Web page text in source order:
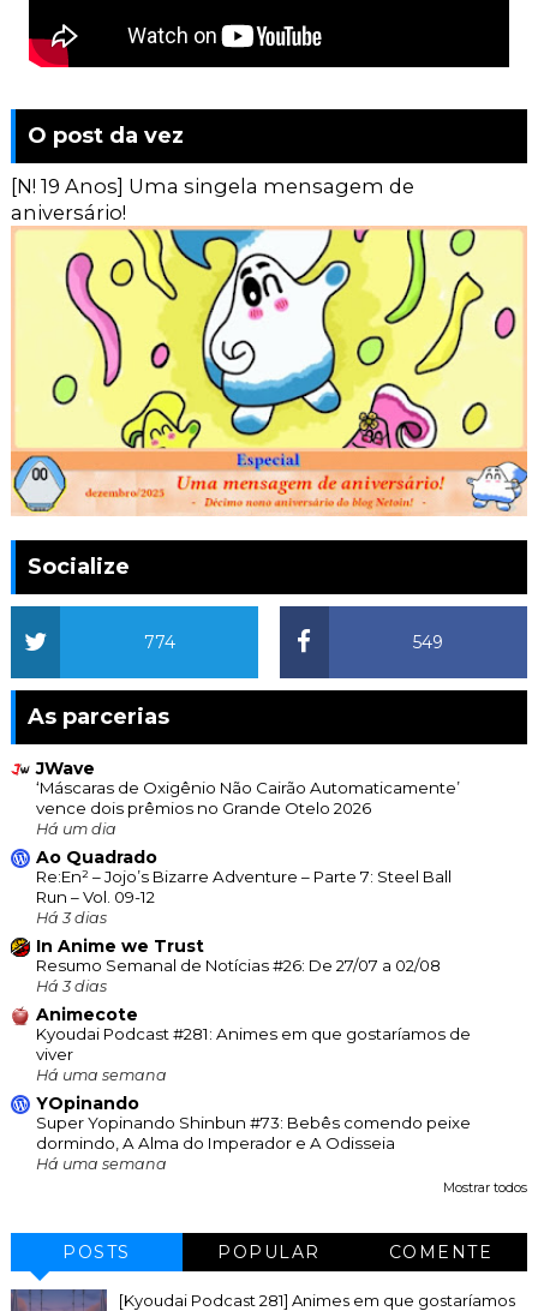
O post da vez
[N! 19 Anos] Uma singela mensagem de
aniversário!
Socialize
549
774
As parcerias
JWave
‘Máscaras de Oxigênio Não Cairão Automaticamente’
vence dois prêmios no Grande Otelo 2026
Há um dia
Ao Quadrado
Re:En² – Jojo’s Bizarre Adventure – Parte 7: Steel Ball
Run – Vol. 09-12
Há 3 dias
In Anime we Trust
Resumo Semanal de Notícias #26: De 27/07 a 02/08
Há 3 dias
Animecote
Kyoudai Podcast #281: Animes em que gostaríamos de
viver
Há uma semana
YOpinando
Super Yopinando Shinbun #73: Bebês comendo peixe
dormindo, A Alma do Imperador e A Odisseia
Há uma semana
Mostrar todos
POSTS POPULAR COMENTE
[Kyoudai Podcast 281] Animes em que gostaríamos